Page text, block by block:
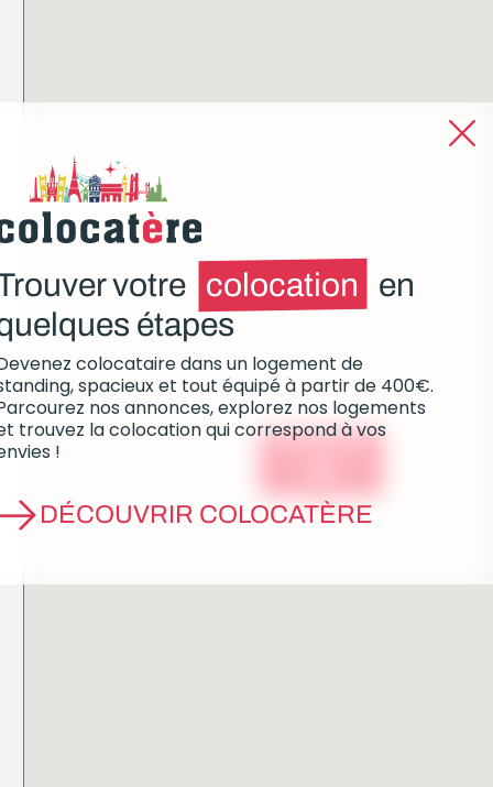
votre colocation
en
étapes
colocataire dans un logement de
spacieux et tout équipé à partir de 400€.
nos annonces, explorez nos logements
trouvez la colocation qui correspond à vos
!
DÉCOUVRIR COLOCATÈRE
Colocations :